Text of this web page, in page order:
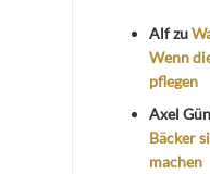
Alfzu
Wenn
pflegen
Axel
Bäcker
machen